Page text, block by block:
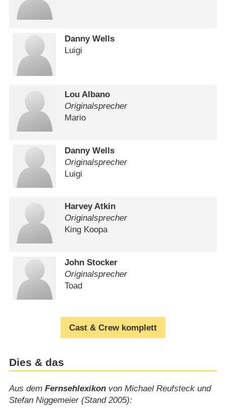
Danny Wells
Luigi
Lou Albano
Originalsprecher
Mario
Danny Wells
Originalsprecher
Luigi
Harvey Atkin
Originalsprecher
King Koopa
John Stocker
Originalsprecher
Toad
Cast & Crew komplett
Dies & das
Aus dem Fernsehlexikonvon Michael Reufsteck und
Stefan Niggemeier (Stand 2005):